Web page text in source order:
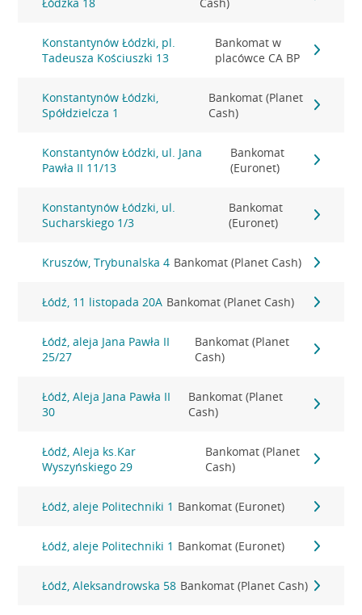
Konstantynów Łódzki, pl.
Tadeusza Kościuszki 13
Bankomat w
placówce CA BP
Konstantynów Łódzki,
Spółdzielcza 1
Bankomat (Planet
Cash)
Konstantynów Łódzki, ul. Jana
Pawła II 11/13
Bankomat
(Euronet)
Konstantynów Łódzki, ul.
Sucharskiego 1/3
Bankomat
(Euronet)
Kruszów, Trybunalska 4 Bankomat (Planet Cash)
Łódź, 11 listopada 20A Bankomat (Planet Cash)
Łódź, aleja Jana Pawła II
25/27
Bankomat (Planet
Cash)
Łódź, Aleja Jana Pawła II
30
Bankomat (Planet
Cash)
Łódź, Aleja ks.Kar
Wyszyńskiego 29
Bankomat (Planet
Cash)
Łódź, aleje Politechniki 1 Bankomat (Euronet)
Łódź, aleje Politechniki 1 Bankomat (Euronet)
Łódź, Aleksandrowska 58 Bankomat (Planet Cash)